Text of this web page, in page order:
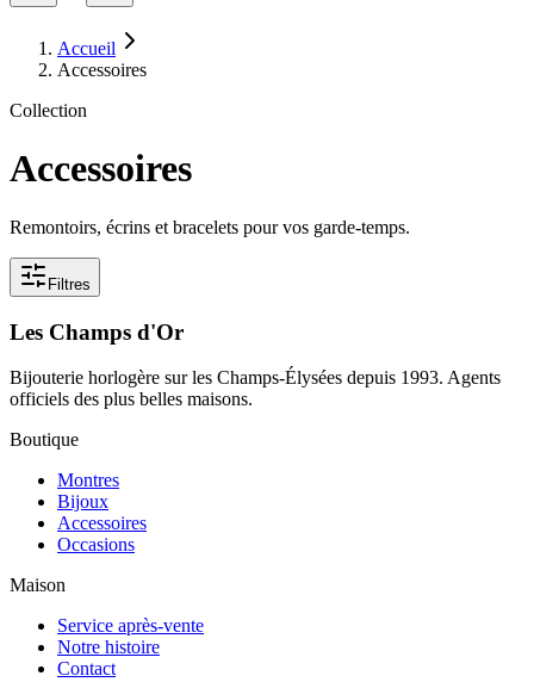
Accueil
Accessoires
Collection
Accessoires
Remontoirs, écrins et bracelets pour vos garde-temps.
Filtres
Les Champs d'Or
Bijouterie horlogère sur les Champs-Élysées depuis 1993. Agents
officiels des plus belles maisons.
Boutique
Montres
Bijoux
Accessoires
Occasions
Maison
Service après-vente
Notre histoire
Contact